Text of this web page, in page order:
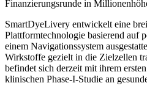
Finanzierungsrunde in
SmartDyeLivery entwickelt eine
Plattformtechnologie basierend auf
einem Navigationssystem
Wirkstoffe gezielt in die Zielzellen
befindet sich derzeit mit ihrem
klinischen Phase-I-Studie an